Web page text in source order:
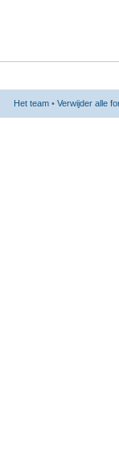
Het team • Verwijder alle